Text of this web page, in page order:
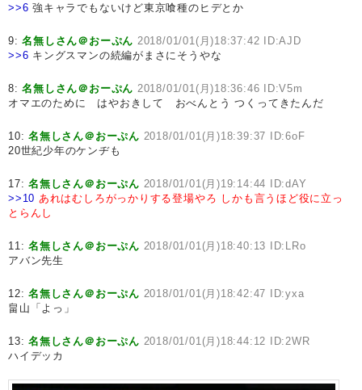
>>6 強キャラでもないけど東京喰種のヒデとか
9:名無しさん＠おーぷん 2018/01/01(月)18:37:42 ID:AJD
>>6 キングスマンの続編がまさにそうやな
8:名無しさん＠おーぷん 2018/01/01(月)18:36:46 ID:V5m
オマエのために はやおきして おべんとう つくってきたんだ
10:名無しさん＠おーぷん 2018/01/01(月)18:39:37 ID:6oF
20世紀少年のケンヂも
17:名無しさん＠おーぷん 2018/01/01(月)19:14:44 ID:dAY
>>10 あれはむしろがっかりする登場やろ しかも言うほど役に立っ
とらんし
11:名無しさん＠おーぷん 2018/01/01(月)18:40:13 ID:LRo
アバン先生
12:名無しさん＠おーぷん 2018/01/01(月)18:42:47 ID:yxa
畠山「よっ」
13:名無しさん＠おーぷん 2018/01/01(月)18:44:12 ID:2WR
ハイデッカ